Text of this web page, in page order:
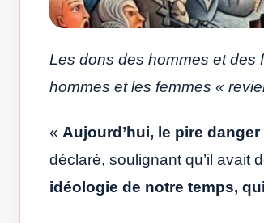
Les dons des hommes et des
hommes et les femmes «
« Aujourd’hui, le pire
déclaré, soulignant qu’il avait
idéologie de notre temps,